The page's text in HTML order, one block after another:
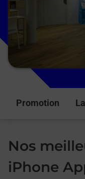
Promotion
Nos
iPhone